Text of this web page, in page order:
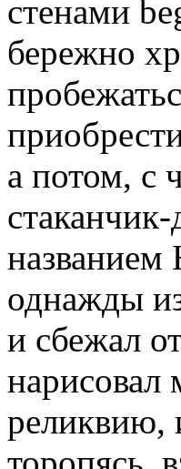
стенами
бережно
а потом, с
названием
однажды
и сбежал
нарисовал
реликвию,